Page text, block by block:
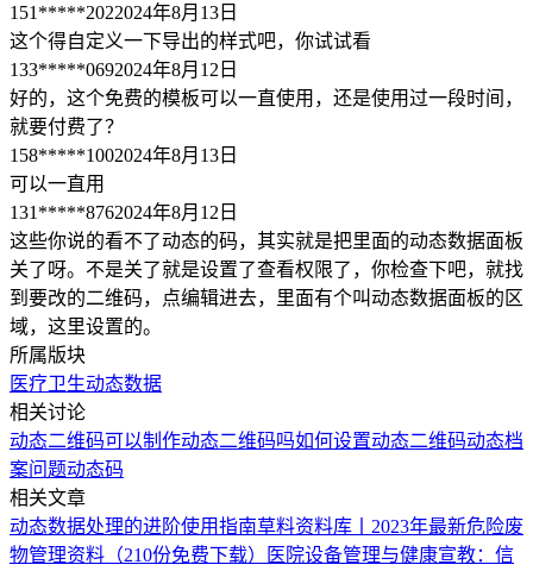
151*****2022024年8月13日
这个得自定义一下导出的样式吧，你试试看
133*****0692024年8月12日
好的，这个免费的模板可以一直使用，还是使用过一段时间，
就要付费了？
158*****1002024年8月13日
可以一直用
131*****8762024年8月12日
这些你说的看不了动态的码，其实就是把里面的动态数据面板
关了呀。不是关了就是设置了查看权限了，你检查下吧，就找
到要改的二维码，点编辑进去，里面有个叫动态数据面板的区
域，这里设置的。
所属版块
医疗卫生动态数据
相关讨论
动态二维码可以制作动态二维码吗如何设置动态二维码动态档
案问题动态码
相关文章
动态数据处理的进阶使用指南草料资料库丨2023年最新危险废
物管理资料（210份免费下载）
医院设备管理与健康宣教：信